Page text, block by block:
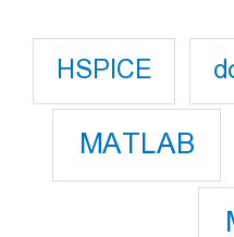
HSPICE
MATLAB